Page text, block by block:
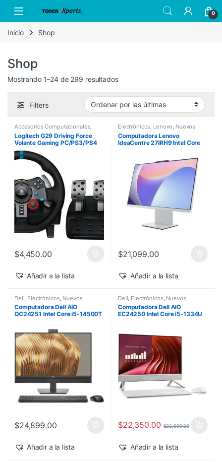
Open 0
Inicio Shop
Shop
Mostrando 1–24 de 299 resultadosSorted by latest
Filters
Accesorios Computacionales,
Logitech Nuevos Productos
Logitech G29 Driving Force
Volante Gaming PC/PS3/PS4
$4,450.00
Añadir a la lista
Electrónicos Lenovo Nuevos
Computadora Lenovo
IdeaCentre 27IRH9 Intel Core
512GB SSD Windows 11 Home
$21,099.00
Añadir a la lista
Dell Electrónicos, Nuevos
Productos
Computadora Dell AIO
QC24251 Intel Core i5-14500T
Windows 11 Pro
$24,899.00
Añadir a la lista
Dell Electrónicos, Nuevos
Productos
Computadora Dell AIO
EC24250 Intel Core i5-1334U
$22,350.00 $22,699.00
Añadir a la lista